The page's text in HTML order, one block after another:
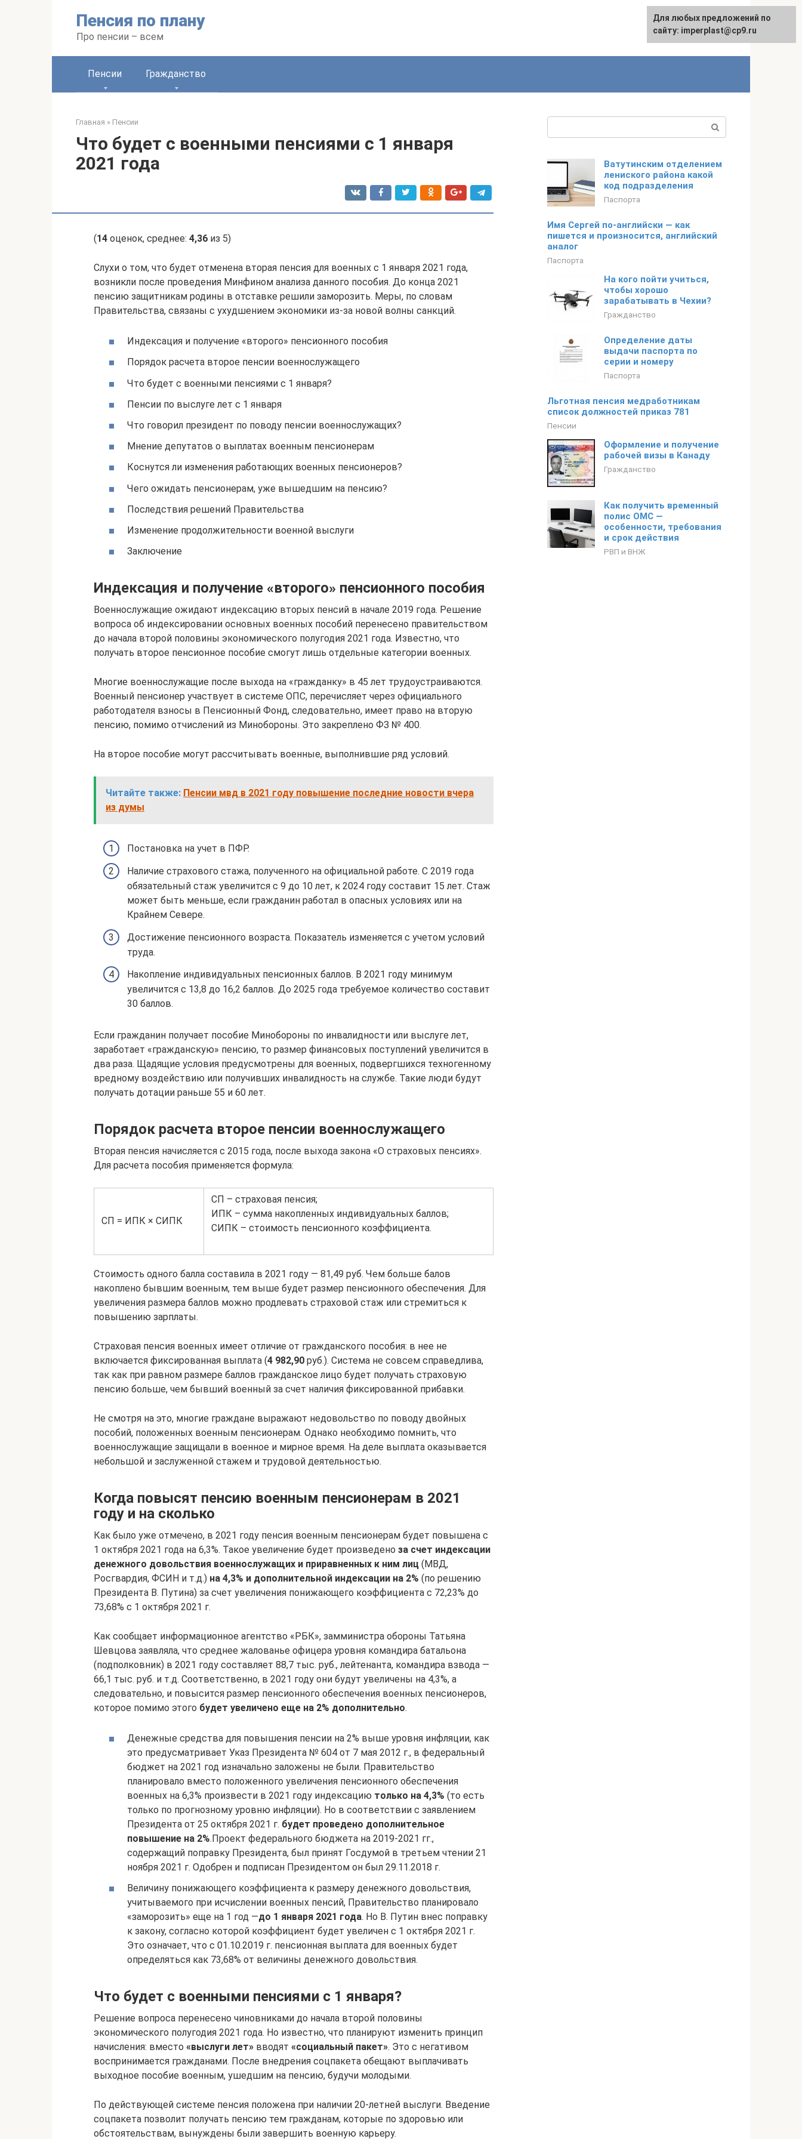
Пенсия по плану
Про пенсии – всем
Пенсии Гражданство
Главная » Пенсии
Что будет с военными пенсиями с 1 января
2021 года
(14 оценок, среднее: 4,36 из 5)
Слухи о том, что будет отменена вторая пенсия для военных с 1 января 2021 года,
возникли после проведения Минфином анализа данного пособия. До конца 2021
пенсию защитникам родины в отставке решили заморозить. Меры, по словам
Правительства, связаны с ухудшением экономики из-за новой волны санкций.
Индексация и получение «второго» пенсионного пособия
Порядок расчета второе пенсии военнослужащего
Что будет с военными пенсиями с 1 января?
Пенсии по выслуге лет с 1 января
Что говорил президент по поводу пенсии военнослужащих?
Мнение депутатов о выплатах военным пенсионерам
Коснутся ли изменения работающих военных пенсионеров?
Чего ожидать пенсионерам, уже вышедшим на пенсию?
Последствия решений Правительства
Изменение продолжительности военной выслуги
Заключение
Индексация и получение «второго» пенсионного пособия
Военнослужащие ожидают индексацию вторых пенсий в начале 2019 года. Решение
вопроса об индексировании основных военных пособий перенесено правительством
до начала второй половины экономического полугодия 2021 года. Известно, что
получать второе пенсионное пособие смогут лишь отдельные категории военных.
Многие военнослужащие после выхода на «гражданку» в 45 лет трудоустраиваются.
Военный пенсионер участвует в системе ОПС, перечисляет через официального
работодателя взносы в Пенсионный Фонд, следовательно, имеет право на вторую
пенсию, помимо отчислений из Минобороны. Это закреплено ФЗ № 400.
На второе пособие могут рассчитывать военные, выполнившие ряд условий.
Читайте также: Пенсии мвд в 2021 году повышение последние новости вчера
из думы
Постановка на учет в ПФР.
Наличие страхового стажа, полученного на официальной работе. С 2019 года
обязательный стаж увеличится с 9 до 10 лет, к 2024 году составит 15 лет. Стаж
может быть меньше, если гражданин работал в опасных условиях или на
Крайнем Севере.
Достижение пенсионного возраста. Показатель изменяется с учетом условий
труда.
Накопление индивидуальных пенсионных баллов. В 2021 году минимум
увеличится с 13,8 до 16,2 баллов. До 2025 года требуемое количество составит
30 баллов.
Если гражданин получает пособие Минобороны по инвалидности или выслуге лет,
заработает «гражданскую» пенсию, то размер финансовых поступлений увеличится в
два раза. Щадящие условия предусмотрены для военных, подвергшихся техногенному
вредному воздействию или получивших инвалидность на службе. Такие люди будут
получать дотации раньше 55 и 60 лет.
Порядок расчета второе пенсии военнослужащего
Вторая пенсия начисляется с 2015 года, после выхода закона «О страховых пенсиях».
Для расчета пособия применяется формула:
СП = ИПК × СИПК
СП – страховая пенсия;
ИПК – сумма накопленных индивидуальных баллов;
СИПК – стоимость пенсионного коэффициента.
Стоимость одного балла составила в 2021 году — 81,49 руб. Чем больше балов
накоплено бывшим военным, тем выше будет размер пенсионного обеспечения. Для
увеличения размера баллов можно продлевать страховой стаж или стремиться к
повышению зарплаты.
Страховая пенсия военных имеет отличие от гражданского пособия: в нее не
включается фиксированная выплата (4 982,90 руб.). Система не совсем справедлива,
так как при равном размере баллов гражданское лицо будет получать страховую
пенсию больше, чем бывший военный за счет наличия фиксированной прибавки.
Не смотря на это, многие граждане выражают недовольство по поводу двойных
пособий, положенных военным пенсионерам. Однако необходимо помнить, что
военнослужащие защищали в военное и мирное время. На деле выплата оказывается
небольшой и заслуженной стажем и трудовой деятельностью.
Когда повысят пенсию военным пенсионерам в 2021
году и на сколько
Как было уже отмечено, в 2021 году пенсия военным пенсионерам будет повышена с
1 октября 2021 года на 6,3%. Такое увеличение будет произведено за счет индексации
денежного довольствия военнослужащих и приравненных к ним лиц (МВД,
Росгвардия, ФСИН и т.д.) на 4,3% и дополнительной индексации на 2% (по решению
Президента В. Путина) за счет увеличения понижающего коэффициента с 72,23% до
73,68% с 1 октября 2021 г.
Как сообщает информационное агентство «РБК», замминистра обороны Татьяна
Шевцова заявляла, что среднее жалованье офицера уровня командира батальона
(подполковник) в 2021 году составляет 88,7 тыс. руб., лейтенанта, командира взвода —
66,1 тыс. руб. и т.д. Соответственно, в 2021 году они будут увеличены на 4,3%, а
следовательно, и повысится размер пенсионного обеспечения военных пенсионеров,
которое помимо этого будет увеличено еще на 2% дополнительно.
Денежные средства для повышения пенсии на 2% выше уровня инфляции, как
это предусматривает Указ Президента № 604 от 7 мая 2012 г., в федеральный
бюджет на 2021 год изначально заложены не были. Правительство
планировало вместо положенного увеличения пенсионного обеспечения
военных на 6,3% произвести в 2021 году индексацию только на 4,3% (то есть
только по прогнозному уровню инфляции). Но в соответствии с заявлением
Президента от 25 октября 2021 г. будет проведено дополнительное
повышение на 2%.Проект федерального бюджета на 2019-2021 гг.,
содержащий поправку Президента, был принят Госдумой в третьем чтении 21
ноября 2021 г. Одобрен и подписан Президентом он был 29.11.2018 г.
Величину понижающего коэффициента к размеру денежного довольствия,
учитываемого при исчислении военных пенсий, Правительство планировало
«заморозить» еще на 1 год —до 1 января 2021 года. Но В. Путин внес поправку
к закону, согласно которой коэффициент будет увеличен с 1 октября 2021 г.
Это означает, что с 01.10.2019 г. пенсионная выплата для военных будет
определяться как 73,68% от величины денежного довольствия.
Что будет с военными пенсиями с 1 января?
Решение вопроса перенесено чиновниками до начала второй половины
экономического полугодия 2021 года. Но известно, что планируют изменить принцип
начисления: вместо «выслуги лет» вводят «социальный пакет». Это с негативом
воспринимается гражданами. После внедрения соцпакета обещают выплачивать
выходное пособие военным, ушедшим на пенсию, будучи молодыми.
По действующей системе пенсия положена при наличии 20-летней выслуги. Введение
соцпакета позволит получать пенсию тем гражданам, которые по здоровью или
обстоятельствам, вынуждены были завершить военную карьеру.
Ватутинским отделением
лениского района какой
код подразделения
Паспорта
Имя Сергей по-английски — как
пишется и произносится, английский
аналог
Паспорта
На кого пойти учиться,
чтобы хорошо
зарабатывать в Чехии?
Гражданство
Определение даты
выдачи паспорта по
серии и номеру
Паспорта
Льготная пенсия медработникам
список должностей приказ 781
Пенсии
Оформление и получение
рабочей визы в Канаду
Гражданство
Как получить временный
полис ОМС —
особенности, требования
и срок действия
РВП и ВНЖ
Для любых предложений по
сайту: imperplast@cp9.ru